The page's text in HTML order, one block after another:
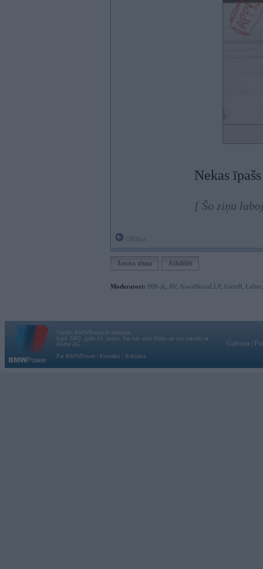
Nekas
[ Šo ziņu
Jauna tēma Atbildēt
Moderatori: 968-jk AV AiwaShuraLLP, GirtzB Lafter
Vortāls BMWPower.lv darbojas
kopš 2002. gada 14. maija. Tas nav auto klubs un nav saistīts ar
BMW AG.
Par BMWPower
Kontakti Reklāma
Galvena